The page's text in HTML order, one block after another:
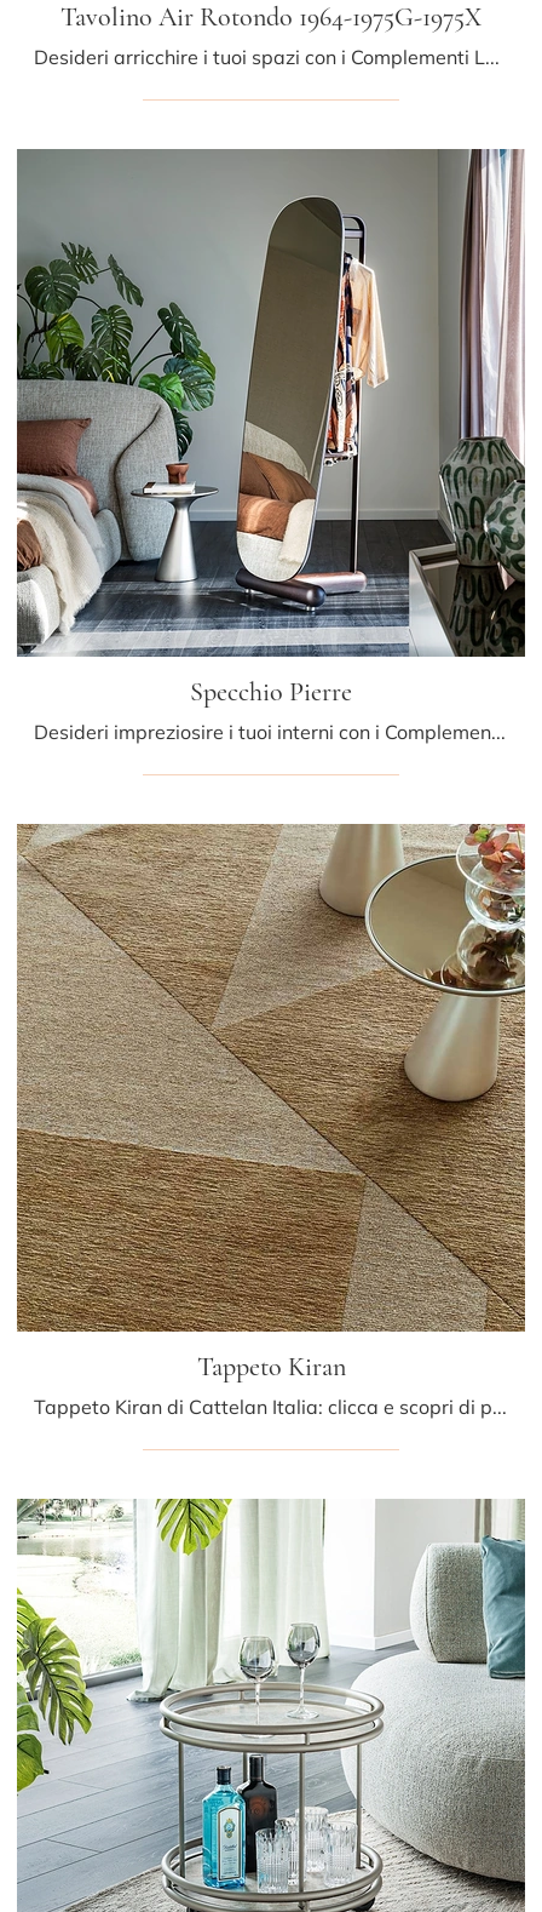
Tavolino Air Rotondo 1964-1975G-1975X
Desideri arricchire i tuoi spazi con i Complementi Lago? Ecco qui molteplici modelli di tavolini in vetro come Tavolino Air Rotondo 1964-1975G-1975X.
Specchio Pierre
Desideri impreziosire i tuoi interni con i Complementi Cattelan Italia? Ti presentiamo differenti modelli di specchi in legno come Specchio Pierre.
Tappeto Kiran
Tappeto Kiran di Cattelan Italia: clicca e scopri di più sui Complementi e tappeti moderni in tessuto del rinomato brand!